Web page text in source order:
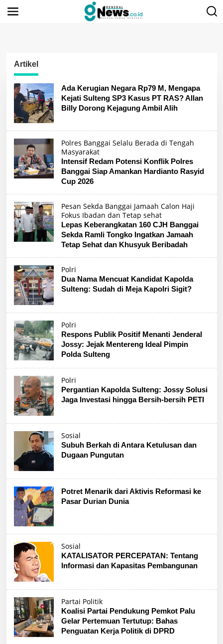
Artikel
Ada Kerugian Negara Rp79 M, Mengapa
Kejati Sulteng SP3 Kasus PT RAS? Allan
Billy Dorong Kejagung Ambil Alih
Polres Banggai Selalu Berada di Tengah
Masyarakat
Intensif Redam Potensi Konflik Polres
Banggai Siap Amankan Hardianto Rasyid
Cup 2026
Pesan Sekda Banggai Jamaah Calon Haji
Fokus Ibadan dan Tetap sehat
Lepas Keberangkatan 160 CJH Banggai
Sekda Ramli Tongko Ingatkan Jamaah
Tetap Sehat dan Khusyuk Beribadah
Polri
Dua Nama Mencuat Kandidat Kapolda
Sulteng: Sudah di Meja Kapolri Sigit?
Polri
Respons Publik Positif Menanti Jenderal
Jossy: Jejak Mentereng Ideal Pimpin
Polda Sulteng
Polri
Pergantian Kapolda Sulteng: Jossy Solusi
Jaga Investasi hingga Bersih-bersih PETI
Sosial
Subuh Berkah di Antara Ketulusan dan
Dugaan Pungutan
Potret Menarik dari Aktivis Reformasi ke
Pasar Durian Dunia
Sosial
KATALISATOR PERCEPATAN: Tentang
Informasi dan Kapasitas Pembangunan
Partai Politik
Koalisi Partai Pendukung Pemkot Palu
Gelar Pertemuan Tertutup: Bahas
Penguatan Kerja Politik di DPRD